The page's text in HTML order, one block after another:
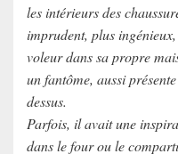
les intérieurs des
imprudent, plus
voleur dans sa propre
un fantôme, aussi
dessus.
Parfois, il avait une
dans le four ou le